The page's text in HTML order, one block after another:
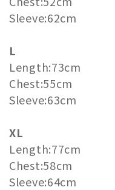
Sleeve:62cm
L
Length:73cm
Chest:55cm
Sleeve:63cm
XL
Length:77cm
Chest:58cm
Sleeve:64cm